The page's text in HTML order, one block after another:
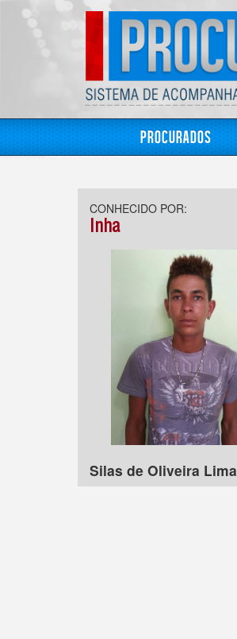
Procurados
CONHECIDO POR:
Inha
Silas de Oliveira Lima